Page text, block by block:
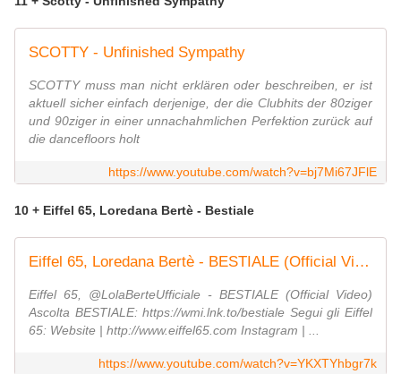
SCOTTY - Unfinished Sympathy
SCOTTY muss man nicht erklären oder beschreiben, er ist
aktuell sicher einfach derjenige, der die Clubhits der 80ziger
und 90ziger in einer unnachahmlichen Perfektion zurück auf
die dancefloors holt
https://www.youtube.com/watch?v=bj7Mi67JFlE
10 + Eiffel 65, Loredana Bertè - Bestiale
Eiffel 65, Loredana Bertè - BESTIALE (Official Video)
Eiffel 65, @LolaBerteUfficiale - BESTIALE (Official Video)
Ascolta BESTIALE: https://wmi.lnk.to/bestiale Segui gli Eiffel
65: Website | http://www.eiffel65.com Instagram | ...
https://www.youtube.com/watch?v=YKXTYhbgr7k